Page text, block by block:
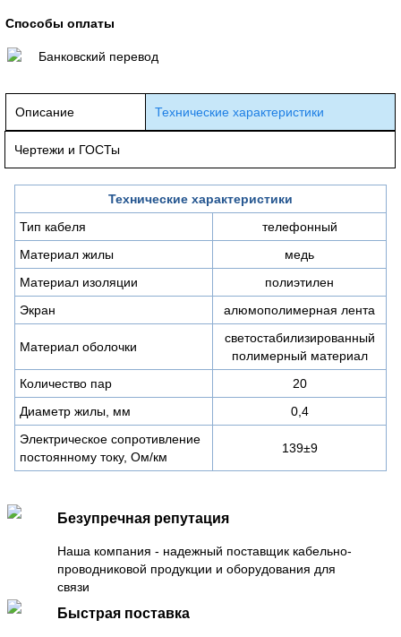
Способы оплаты
Банковский перевод
Описание Технические характеристики
Чертежи и ГОСТы
Технические характеристики
Тип кабеля
телефонный
Материал жилы
медь
Материал изоляции
полиэтилен
Экран
алюмополимерная лента
Материал оболочки
светостабилизированный
полимерный материал
Количество пар
20
Диаметр жилы, мм
0,4
Электрическое сопротивление
постоянному току, Ом/км
139±9
Безупречная репутация
Наша компания - надежный поставщик кабельно-
проводниковой продукции и оборудования для
связи
Быстрая поставка